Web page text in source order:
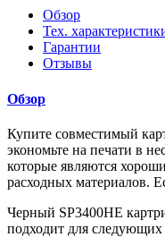
Обзор
Тех.
Гарантии
Отзывы
Обзор
Купите совместимый
экономьте на печати в
которые являются
расходных материалов.
Черный SP3400HE
подходит для